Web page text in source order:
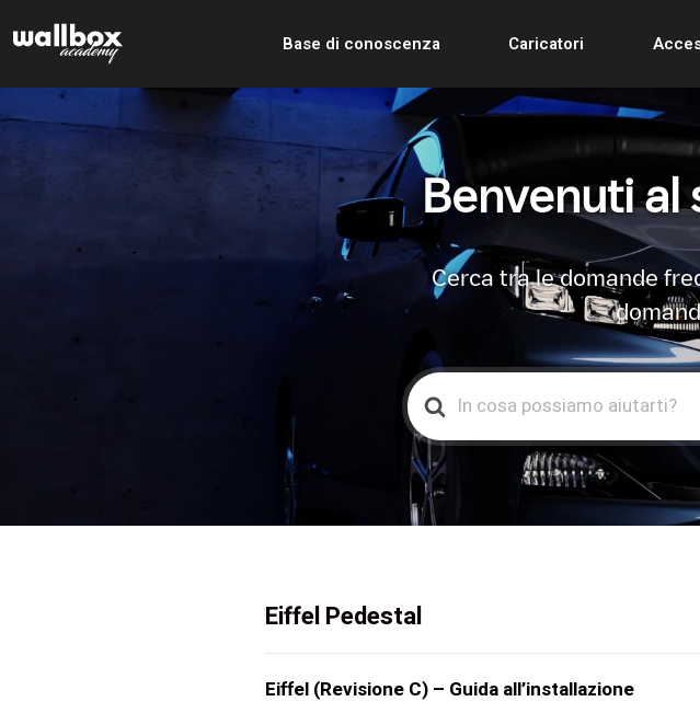
Base di conoscenza Caricatori
Benvenuti al
Cerca tra le domande
Search
For
Eiffel Pedestal
Eiffel (Revisione C) – Guida all’installazione